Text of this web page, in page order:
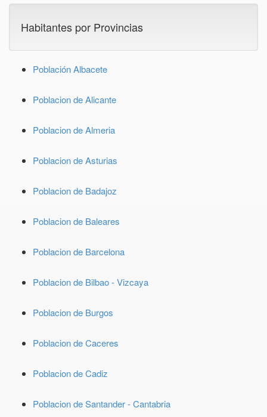
Habitantes por Provincias
Población Albacete
Poblacion de Alicante
Poblacion de Almeria
Poblacion de Asturias
Poblacion de Badajoz
Poblacion de Baleares
Poblacion de Barcelona
Poblacion de Bilbao - Vizcaya
Poblacion de Burgos
Poblacion de Caceres
Poblacion de Cadiz
Poblacion de Santander - Cantabria